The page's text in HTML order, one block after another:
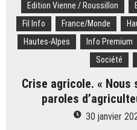
Edition Vienne / Roussillon
Fil Info
France/Monde
Hautes-Alpes
Info Premium
Société
Crise agricole. « Nous
paroles
30 janvier